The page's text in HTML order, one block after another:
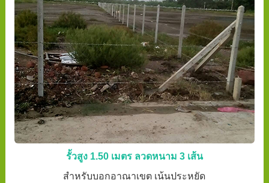
รั้วสูง 1.50 เมตร ลวดหนาม 3 เส้น
สำหรับบอกอาณาเขต เน้นประหยัด